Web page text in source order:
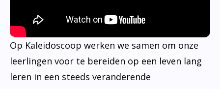
Op Kaleidoscoop werken we samen om onze
leerlingen voor te bereiden op een leven lang
leren in een steeds veranderende